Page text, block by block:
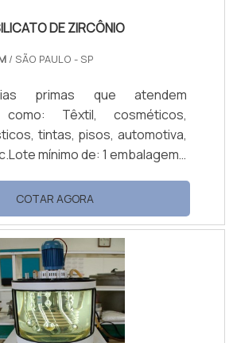
DE ZIRCÔNIO
/ SÃO PAULO - SP
primas que atendem
como: Têxtil, cosméticos,
tintas, pisos, automotiva,
mínimo de: 1 embalagem -
de silicato de zircônio são
preferidas em vez de esferas
a sua maior resistência ao
vida útil 3 vezes maior
de vidro além da alta
o que melhora a moagem
e consumo de energia. O
c.
COTAR AGORA